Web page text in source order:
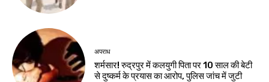
अपराध
शर्मसार! रुद्रपुर में कलयुगी पिता पर 10 साल की बेटी
से दुष्कर्म के प्रयास का आरोप, पुलिस जांच में जुटी